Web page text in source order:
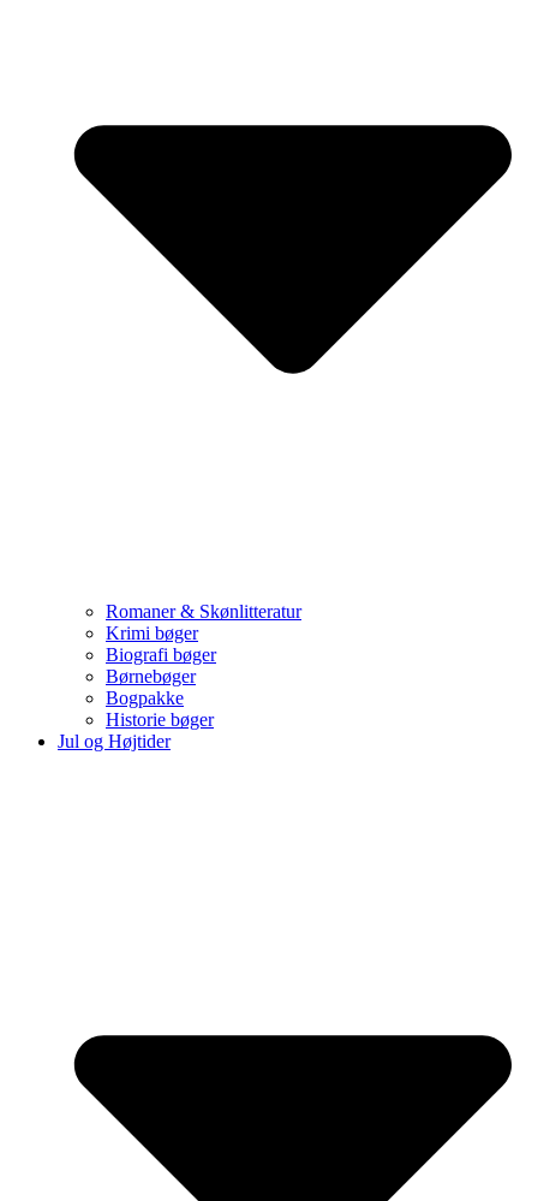
Romaner & Skønlitteratur
Krimi bøger
Biografi bøger
Børnebøger
Bogpakke
Historie bøger
Jul og Højtider